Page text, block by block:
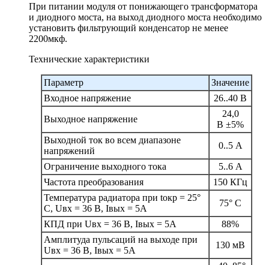
При питании модуля от понижающего трансформатора
и диодного моста, на выход диодного моста необходимо
установить фильтрующий конденсатор не менее
2200мкф.
Технические характеристики
Параметр
Значение
Входное напряжение
26..40 В
Выходное напряжение
24,0
В ±5%
Выходной ток во всем диапазоне
напряжений
0..5 А
Ограничение выходного тока
5..6 А
Частота преобразования
150 КГц
Температура радиатора при tокр = 25°
С, Uвх = 36 В, Iвых = 5А
75° С
КПД при Uвх = 36 В, Iвых = 5А
88%
Амплитуда пульсаций на выходе при
Uвх = 36 В, Iвых = 5А
130 мВ